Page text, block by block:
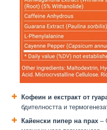
Кофеин и екстракт от
бдителността и
Кайенски пипер на прах –